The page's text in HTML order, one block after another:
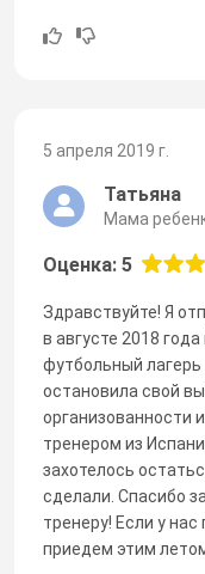
5 апреля 2019 г.
Татьяна
Мама
Оценка: 5
Здравствуйте! Я
в августе 2018
футбольный лагерь
остановила свой
организованности
тренером из
захотелось
сделали. Спасибо
тренеру! Если у
приедем этим